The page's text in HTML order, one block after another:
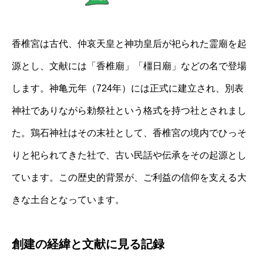
香椎宮は古代、仲哀天皇と神功皇后が祀られた霊廟を起
源とし、文献には「香椎廟」「橿日廟」などの名で登場
します。神亀元年（724年）には正式に建立され、別表
神社でありながら勅祭社という格式を持つ社とされまし
た。鶏石神社はその末社として、香椎宮の境内でひっそ
りと祀られてきた社で、古い民話や伝承をその起源とし
ています。この歴史的背景が、ご利益の信仰を支える大
きな土台となっています。
創建の経緯と文献に見る記録